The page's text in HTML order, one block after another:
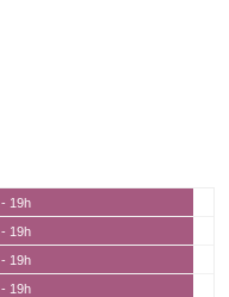
19h
19h
19h
19h